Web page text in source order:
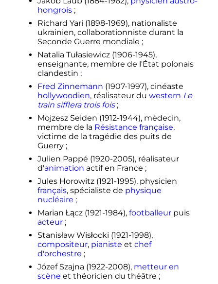
hongrois ;
Richard Yari (1898-1969), nationaliste
ukrainien, collaborationniste durant la
Seconde Guerre mondiale ;
Natalia Tułasiewicz (1906-1945),
enseignante, membre de l'État polonais
clandestin ;
Fred Zinnemann (1907-1997), cinéaste
hollywoodien, réalisateur du western Le
train sifflera trois fois ;
Mojzesz Seiden (1912-1944), médecin,
membre de la Résistance française,
victime de la tragédie des puits de
Guerry ;
Julien Pappé (1920-2005), réalisateur
d'animation actif en France ;
Jules Horowitz (1921-1995), physicien
français, spécialiste de physique
nucléaire ;
Marian Łącz (1921-1984), footballeurpuis
acteur ;
Stanisław Wisłocki (1921-1998),
compositeur, pianiste et chef
d'orchestre ;
Józef Szajna (1922-2008), metteur en
scène et théoricien du théâtre ;